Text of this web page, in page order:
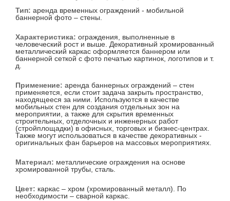
Тип: аренда временных ограждений - мобильной
баннерной фото – стены.
Характеристика: ограждения, выполненные в
человеческий рост и выше. Декоративный хромированный
металлический каркас оформляется баннером или
баннерной сеткой с фото печатью картинок, логотипов и т.
д.
Применение: аренда баннерных ограждений – стен
применяется, если стоит задача закрыть пространство,
находящееся за ними. Используются в качестве
мобильных стен для создания отдельных зон на
мероприятии, а также для скрытия временных
строительных, отделочных и инженерных работ
(стройплощадки) в офисных, торговых и бизнес-центрах.
Также могут использоваться в качестве декоративных -
оригинальных фан барьеров на массовых мероприятиях.
Материал: металлические ограждения на основе
хромированной трубы, сталь.
Цвет: каркас – хром (хромированный металл). По
необходимости – сварной каркас.